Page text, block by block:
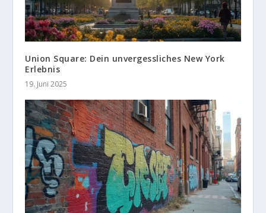
Union Square: Dein unvergessliches New York
Erlebnis
19. Juni 2025